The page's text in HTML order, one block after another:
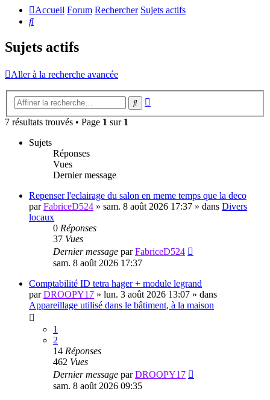
Accueil Forum Rechercher Sujets actifs
Rechercher
Sujets actifs
Aller à la recherche avancée
Rechercher
7 résultats trouvés • Page 1 sur 1
Sujets
Réponses
Vues
Dernier message
Repenser l'eclairage du salon en meme temps que la deco
parFabriceD524 » sam. 8 août 2026 17:37 » dans Divers
locaux
0 Réponses
37 Vues
Dernier message parFabriceD524
sam. 8 août 2026 17:37
Comptabilité ID tetra hager + module legrand
parDROOPY17 » lun. 3 août 2026 13:07 » dans
Appareillage utilisé dans le bâtiment, à la maison
1
2
14 Réponses
462 Vues
Dernier message parDROOPY17
sam. 8 août 2026 09:35